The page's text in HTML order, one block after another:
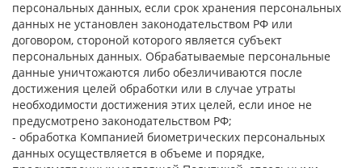
персональных данных, если срок хранения персональных
данных не установлен законодательством РФ или
договором, стороной которого является субъект
персональных данных. Обрабатываемые персональные
данные уничтожаются либо обезличиваются после
достижения целей обработки или в случае утраты
необходимости достижения этих целей, если иное не
предусмотрено законодательством РФ;
- обработка Компанией биометрических персональных
данных осуществляется в объеме и порядке,